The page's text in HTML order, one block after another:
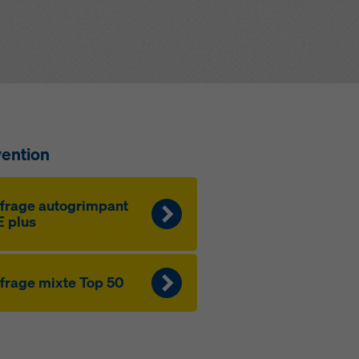
au­to­g­rim­pant
plus
mixte Top 50